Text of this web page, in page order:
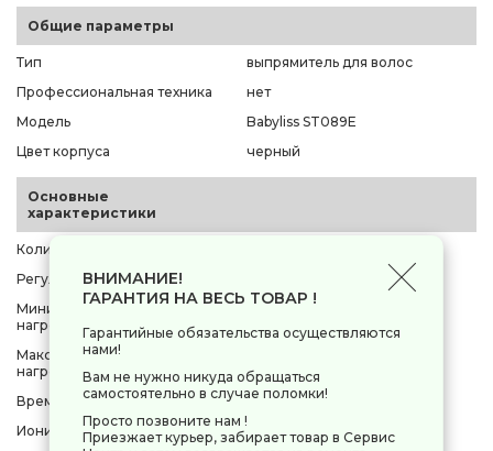
Общие параметры
Тип
выпрямитель для волос
Профессиональная техника
нет
Модель
Babyliss ST089E
Цвет корпуса
черный
Основные
характеристики
Количество режимов
Регулировка температуры
Минимальная температура
нагрева
Максимальная температура
нагрева
Время нагрева
30 сек
Ионизация
нет
ВНИМАНИЕ!
ГАРАНТИЯ НА ВЕСЬ ТОВАР !
Гарантийные обязательства осуществляются
нами!
Вам не нужно никуда обращаться
самостоятельно в случае поломки!
Просто позвоните нам !
Приезжает курьер, забирает товар в Сервис